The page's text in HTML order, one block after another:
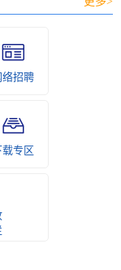
络招聘
载专区